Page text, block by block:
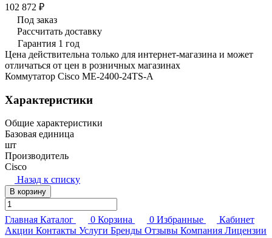
102 872 ₽
Под заказ
Рассчитать доставку
Гарантия 1 год
Цена действительна только для интернет-магазина и может
отличаться от цен в розничных магазинах
Коммутатор Cisco ME-2400-24TS-A
Характеристики
Общие характеристики
Базовая единица
шт
Производитель
Cisco
Назад к списку
В корзину
Главная Каталог 0 Корзина 0 Избранные
Кабинет
Акции Контакты Услуги Бренды Отзывы Компания Лицензии